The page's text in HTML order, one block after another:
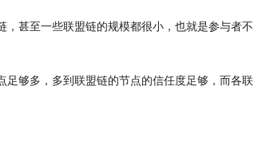
甚至一些联盟链的规模都很小，也就是参与者不
够多，多到联盟链的节点的信任度足够，而各联